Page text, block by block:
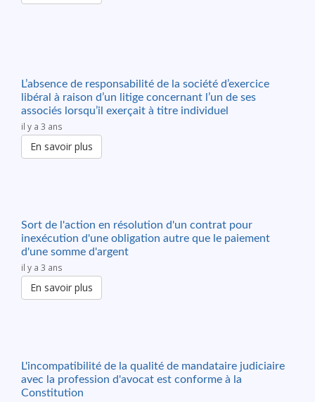
L’absence de responsabilité de la société d’exercice
libéral à raison d’un litige concernant l’un de ses
associés lorsqu’il exerçait à titre individuel
il y a 3 ans
En savoir plus
Sort de l'action en résolution d'un contrat pour
inexécution d'une obligation autre que le paiement
d'une somme d'argent
il y a 3 ans
En savoir plus
L'incompatibilité de la qualité de mandataire judiciaire
avec la profession d'avocat est conforme à la
Constitution